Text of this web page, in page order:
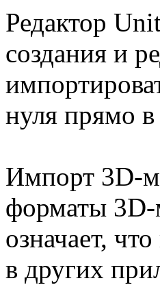
Редактор
создания и
нуля прямо
Импорт 3D-
форматы 3D-
означает,
в других